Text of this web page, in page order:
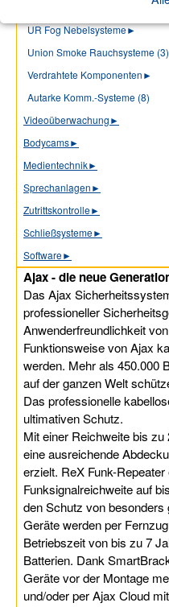
UR Fog Nebelsysteme►
Union Smoke Rauchsysteme (3)
Verdrahtete Komponenten►
Autarke Komm.-Systeme (8)
Videoüberwachung►
Bodycams►
Medientechnik►
Sprechanlagen►
Zutrittskontrolle►
Schließsysteme►
Software►
Ajax - die neue
Das Ajax
professioneller
Anwenderfreundlichkeit
Funktionsweise von Ajax
werden. Mehr als 450.000
auf der ganzen Welt
Das professionelle
ultimativen Schutz.
Mit einer Reichweite bis
eine ausreichende
erzielt. ReX Funk-Repeater
Funksignalreichweite auf
den Schutz von
Geräte werden per
Betriebszeit von bis zu 7
Batterien. Dank
Geräte vor der Montage
und/oder per Ajax Cloud